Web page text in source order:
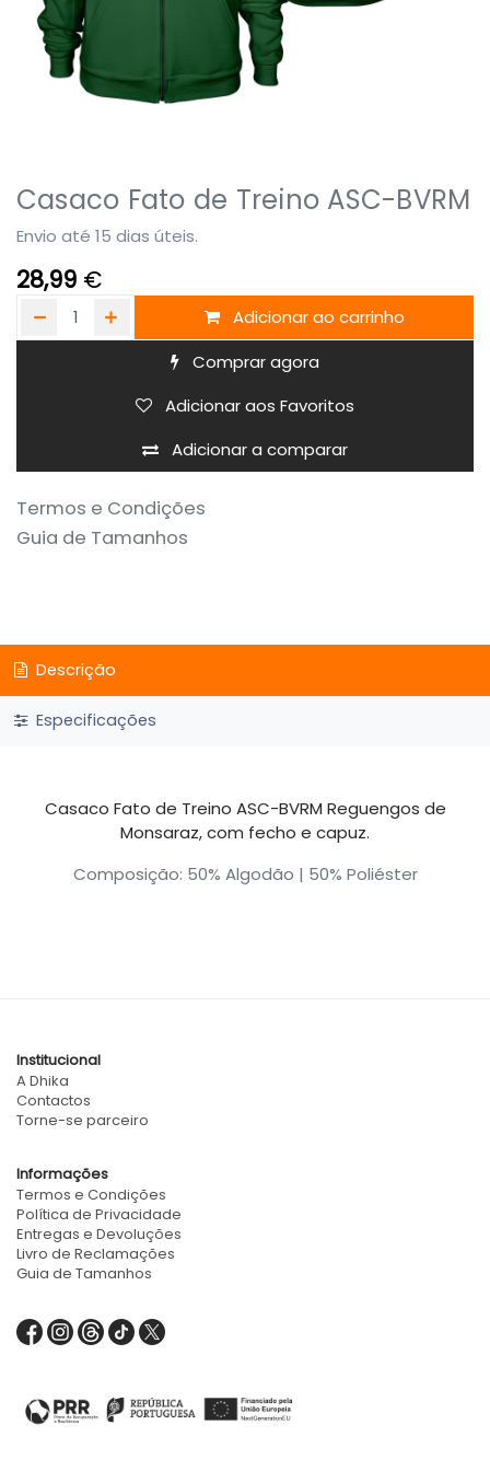
Casaco Fato de Treino ASC-BVRM
Envio até 15 dias úteis.
28,99 €
Adicionar ao carrinho
Comprar agora
Adicionar a comparar
Adicionar aos Favoritos
Termos e Condições
Guia de Tamanhos
Descrição
Especificações
Casaco Fato de Treino ASC-BVRM Reguengos de
Monsaraz, com fecho e capuz.
Composição: 50% Algodão | 50% Poliéster
Institucional
A Dhika
Contactos
Torne-se parceiro
Informações
Termos e Condições
Política de Privacidade
Entregas e Devoluções
Livro de Reclamações
Guia de Tamanhos